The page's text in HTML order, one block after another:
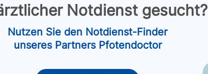
Notdienst gesucht?
Nutzen Sie den Notdienst-Finder
unseres Partners Pfotendoctor